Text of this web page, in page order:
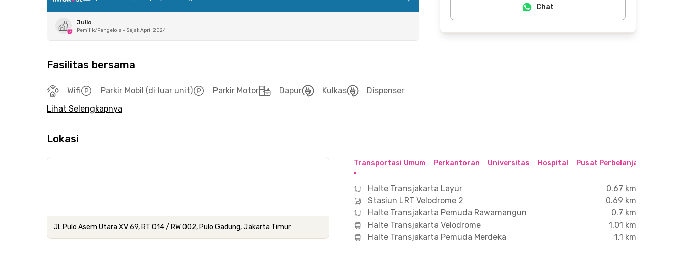
Julio
Pemilik/Pengelola • Sejak April 2024
Fasilitas bersama
Wifi Parkir Mobil (di luar unit) Parkir Motor Dapur Kulkas
Dispenser
Lihat Selengkapnya
Chat
Lokasi
Jl. Pulo Asem Utara XV 69, RT 014 / RW 002, Pulo Gadung, Jakarta Timur
Transportasi Umum Perkantoran Universitas Hospital Pusat Perbelanjaan &
Halte Transjakarta Layur
0.67 km
Stasiun LRT Velodrome 2
0.69 km
Halte Transjakarta Pemuda Rawamangun
0.7 km
Halte Transjakarta Velodrome
1.01 km
Halte Transjakarta Pemuda Merdeka
1.1 km